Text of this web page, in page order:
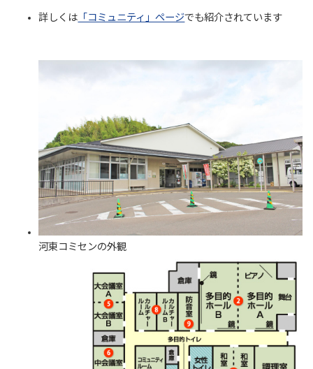
詳しくは 「コミュニティ」ページでも紹介されています
河東コミセンの外観